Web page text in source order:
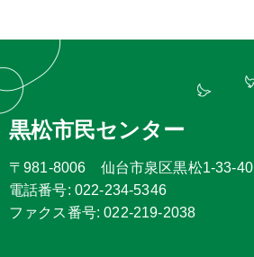
黒松市民センター
〒981-8006 仙台市泉区黒松1-33-40
電話番号: 022-234-5346
ファクス番号: 022-219-2038